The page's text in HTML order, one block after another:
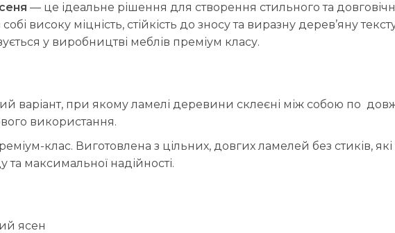
— це ідеальне рішення для створення стильного та
високу міцність, стійкість до зносу та виразну дерев’яну
у виробництві меблів преміум класу.
варіант, при якому ламелі деревини склеєні між собою по
використання.
клас. Виготовлена з цільних, довгих ламелей без стиків,
та максимальної надійності.
ясен